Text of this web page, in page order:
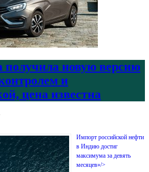
получила новую версию
и
цена известна
Импорт российской нефти
в Индию достиг
максимума за девять
месяцев»/>